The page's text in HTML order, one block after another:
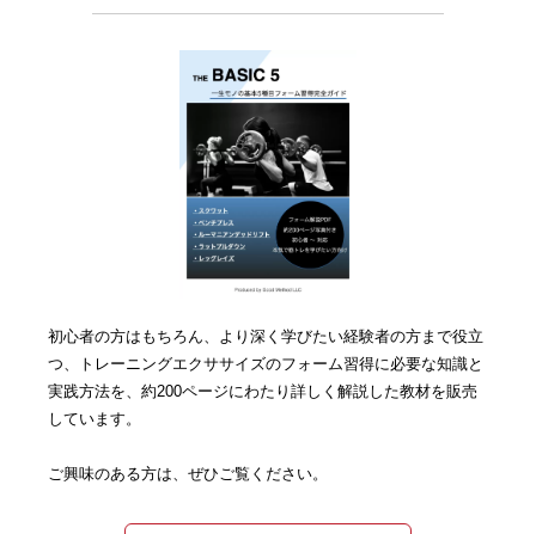
初心者の方はもちろん、より深く学びたい経験者の方まで役立
つ、トレーニングエクササイズのフォーム習得に必要な知識と
実践方法を、約200ページにわたり詳しく解説した教材を販売
しています。
ご興味のある方は、ぜひご覧ください。